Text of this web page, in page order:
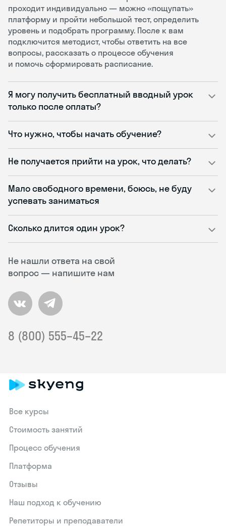
Не нашли ответа на свой
вопрос — напишите нам
8 (800) 555–45–22
проходит индивидуально — можно «пощупать»
платформу и пройти небольшой тест, определить
уровень и подобрать программу. После к вам
подключится методист, чтобы ответить на все
вопросы, рассказать о процессе обучения
и помочь сформировать расписание.
Я могу получить бесплатный вводный урок
только после оплаты?
Что нужно, чтобы начать обучение?
Не получается прийти на урок, что делать?
Мало свободного времени, боюсь, не буду
успевать заниматься
Сколько длится один урок?
Все курсы
Стоимость занятий
Процесс обучения
Платформа
Отзывы
Наш подход к обучению
Репетиторы и преподаватели